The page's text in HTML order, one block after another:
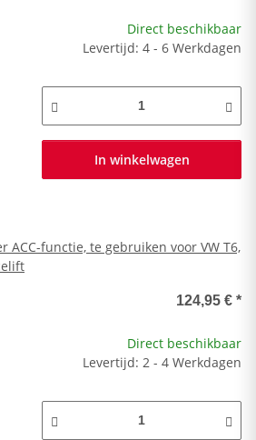
Direct beschikbaar
Levertijd: 4 - 6 Werkdagen
In winkelwagen
functie, te gebruiken voor VW T6,
124,95 € *
Direct beschikbaar
Levertijd: 2 - 4 Werkdagen